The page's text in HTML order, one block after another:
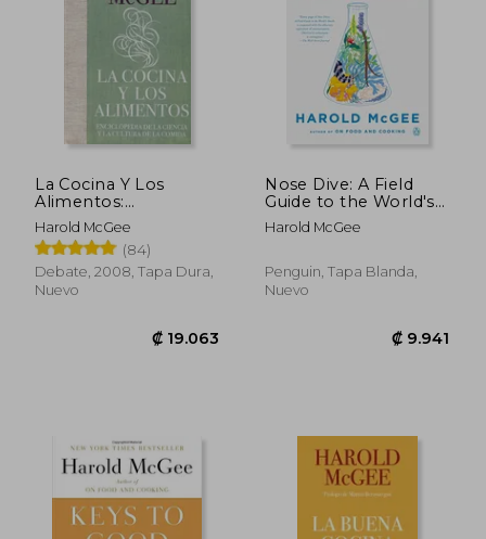
₡ 17.981
La Cocina Y Los
Alimentos:
Enciclopedia de la
Ciencia Y La Cultura
de la Comida / On
Food and Cooking
Harold McGee
(84)
Debate, 2008, Tapa Dura,
Nuevo
Nose Dive: A Field
Guide to the World's
Smells (en Inglés)
Harold McGee
Penguin, Tapa Blanda,
Nuevo